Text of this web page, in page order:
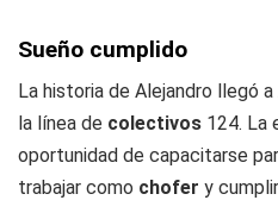
Sueño cumplido
La historia de Alejandro llegó
la línea de colectivos 124. La
oportunidad de capacitarse
trabajar como chofer y